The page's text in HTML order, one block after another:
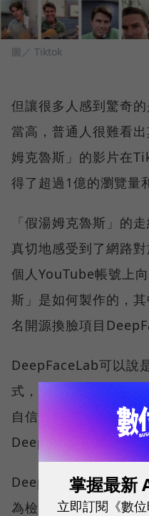
圖／ Tiktok
但讓很多人感到驚奇
當高，普通人很難看
姆克魯斯」的影片在
得了超過1億的瀏覽量
「假湯姆克魯斯」的
真切地感受到了網路
個人YouTube帳號上
斯」是如何製作的，
名開源換臉項目
DeepFaceLab可以說
式，其作者Ivan
自信地寫道「目前
DeepFaceLab製作」
DeepFaceLab換臉的
為檢測人臉、調整角
掌握最新
立即訂閱《數